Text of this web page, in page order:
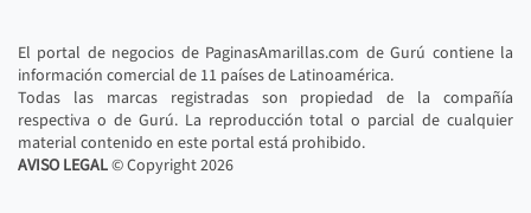
El portal de negocios de PaginasAmarillas.com de Gurú contiene la
información comercial de 11 países de Latinoamérica.
Todas las marcas registradas son propiedad de la compañía
respectiva o de Gurú. La reproducción total o parcial de cualquier
material contenido en este portal está prohibido.
AVISO LEGAL© Copyright2026